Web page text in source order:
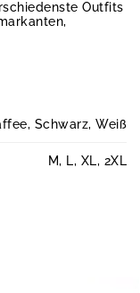
Outfits
Schwarz, Weiß
M, L, XL, 2XL